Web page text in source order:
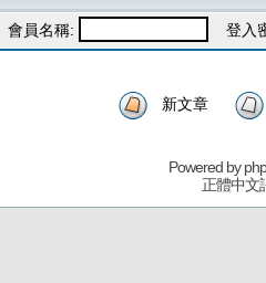
會員名稱: 登入
新文章
Powered by
正體中文